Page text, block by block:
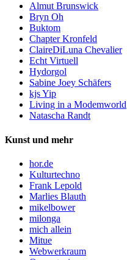
Almut Brunswick
Bryn Oh
Buktom
Chapter Kronfeld
ClaireDiLuna Chevalier
Echt Virtuell
Hydorgol
Sabine Joey Schäfers
kjs Yip
Living in a Modemworld
Natascha Randt
Kunst und mehr
hor.de
Kulturtechno
Frank Lepold
Marlies Blauth
mikelbower
milonga
mich allein
Mitue
Webwerkraum